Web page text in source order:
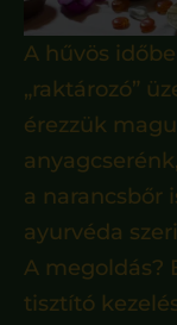
A hűvös
„raktározó”
érezzük
a narancsbőr
ayurvéda
A megoldás?
tisztító